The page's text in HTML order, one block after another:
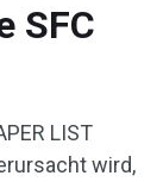
SFC
LIST
wird,